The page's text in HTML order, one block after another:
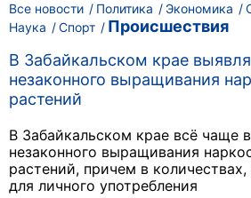
Все новости Политика Экономика
Наука
Спорт
Происшествия
В Забайкальском крае
незаконного выращивания
растений
В Забайкальском крае всё чаще
незаконного выращивания
растений, причем в
для личного употребления